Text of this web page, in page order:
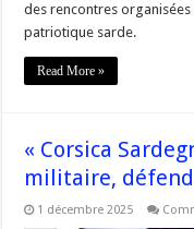
des rencontres
patriotique sarde.
Read More »
« Corsica
militaire,
1 décembre 2025